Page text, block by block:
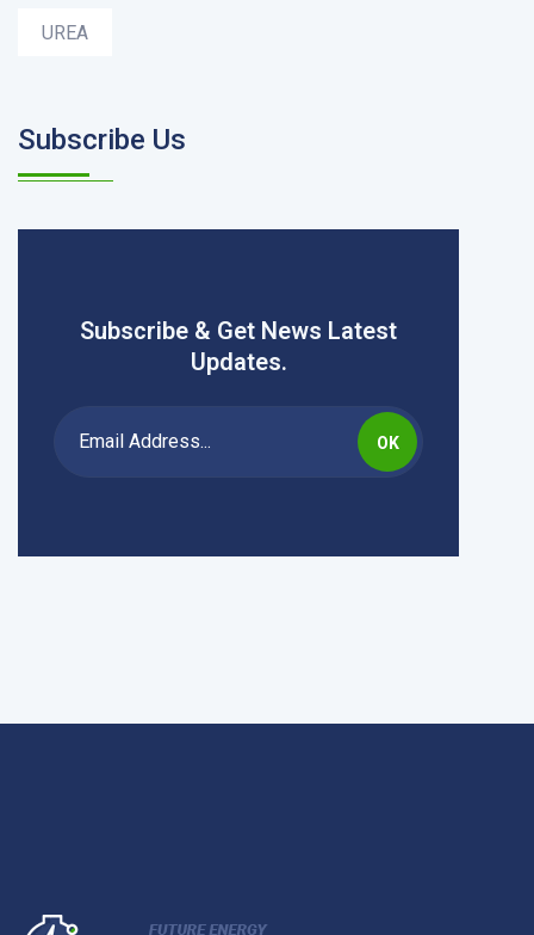
UREA
Subscribe Us
Subscribe & Get News Latest
Updates.
OK